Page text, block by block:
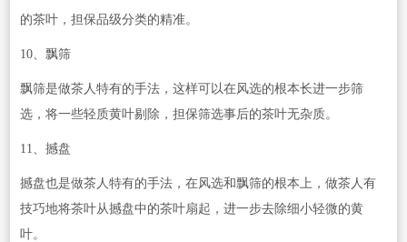
的茶叶，担保品级分类的精准。
10、飘筛
飘筛是做茶人特有的手法，这样可以在风选的根本长进一步筛
选，将一些轻质黄叶剔除，担保筛选事后的茶叶无杂质。
11、撼盘
撼盘也是做茶人特有的手法，在风选和飘筛的根本上，做茶人有
技巧地将茶叶从撼盘中的茶叶扇起，进一步去除细小轻微的黄
叶。